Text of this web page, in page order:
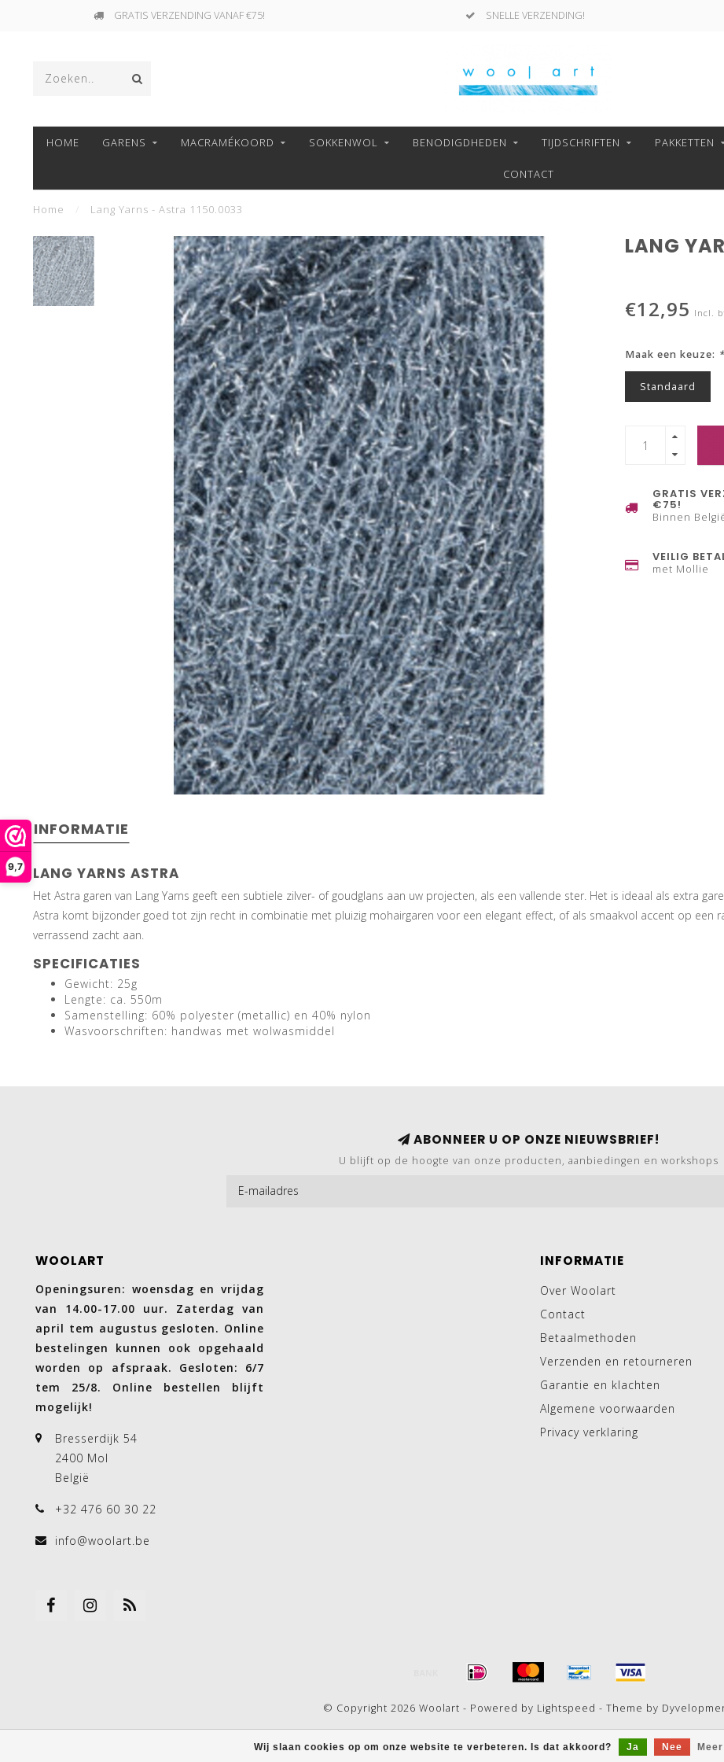
9,7
GRATIS VERZENDING VANAF €75! SNELLE VERZENDING!
HOME GARENS MACRAMÉKOORD SOKKENWOL BENODIGDHEDEN TIJDSCHRIFTEN PAKKETTEN
CONTACT
Home Lang Yarns - Astra 1150.0033
LANG
€12,95 Incl.
Maak een keuze: *
Standaard
GRATIS
€75!
Binnen
VEILIG
met Mollie
INFORMATIE
LANG YARNS ASTRA
Het Astra garen van Lang Yarns geeft een subtiele zilver- of goudglans aan uw projecten, als een vallende ster. Het is ideaal als extra
Astra komt bijzonder goed tot zijn recht in combinatie met pluizig mohairgaren voor een elegant effect, of als smaakvol accent op een
verrassend zacht aan.
SPECIFICATIES
Gewicht: 25g
Lengte: ca. 550m
Samenstelling: 60% polyester (metallic) en 40% nylon
Wasvoorschriften: handwas met wolwasmiddel
Wij slaan cookies op om onze website te verbeteren. Is dat akkoord? Ja Nee
ABONNEER U OP ONZE NIEUWSBRIEF!
U blijft op de hoogte van onze producten, aanbiedingen en workshops
WOOLART
Openingsuren: woensdag en vrijdag
van 14.00-17.00 uur. Zaterdag van
april tem augustus gesloten. Online
bestelingen kunnen ook opgehaald
worden op afspraak. Gesloten: 6/7
tem 25/8. Online bestellen blijft
mogelijk!
Bresserdijk 54
2400 Mol
België
+32 476 60 30 22
info@woolart.be
INFORMATIE
Over Woolart
Contact
Betaalmethoden
Verzenden en retourneren
Garantie en klachten
Algemene voorwaarden
Privacy verklaring
© Copyright 2026 Woolart - Powered by Lightspeed - Theme by